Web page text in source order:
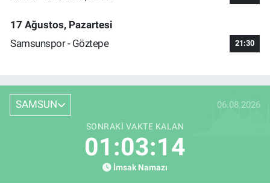
17 Ağustos, Pazartesi
Samsunspor - Göztepe
21:30
SAMSUN 06.08.2026
SONRAKI VAKTE KALAN
01:03:13
İmsak Namazı